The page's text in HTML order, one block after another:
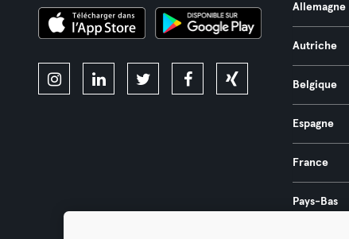
Allemagne
Autriche
Belgique
Espagne
France
Pays-Bas